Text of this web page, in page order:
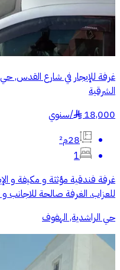
غرفة للإيجار في شارع القدس, حي
الشرقية
18,000
§
/سنوي
28م²
1
غرفة فندقية مؤثثة و مكيفة و
للعزاب. الغرفة صالحة للاجانب
حي الراشدية, الهفوف